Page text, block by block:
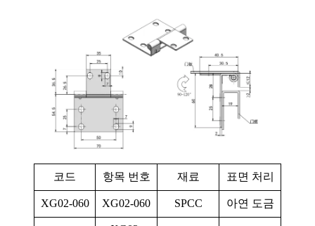
코드 항목 번호 재료 표면 처리
XG02-060 XG02-060 SPCC 아연 도금